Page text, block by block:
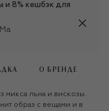
и 8% кешбэк для
О БРЕНДЕ
льна и вискозы.
образ с вещами и в